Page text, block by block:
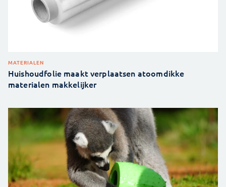
MATERIALEN
Huishoudfolie maakt verplaatsen atoomdikke
materialen makkelijker